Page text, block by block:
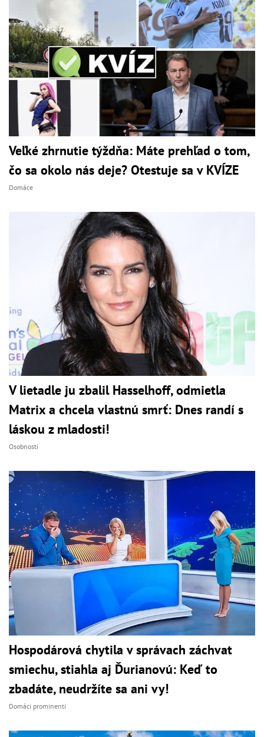
Veľké zhrnutie týždňa: Máte prehľad o tom,
čo sa okolo nás deje? Otestuje sa v KVÍZE
Domáce
V lietadle ju zbalil Hasselhoff, odmietla
Matrix a chcela vlastnú smrť: Dnes randí s
láskou z mladosti!
Osobnosti
Hospodárová chytila v správach záchvat
smiechu, stiahla aj Ďurianovú: Keď to
zbadáte, neudržíte sa ani vy!
Domáci prominenti